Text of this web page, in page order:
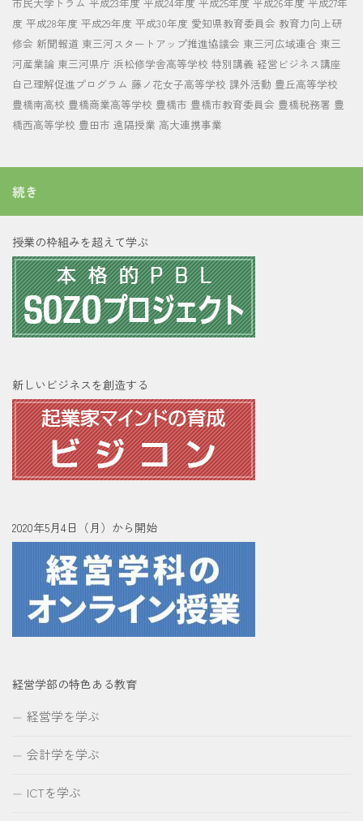
度 平成28年度 平成29年度 平成30年度 愛知県教育委員会 教育力向上研
修会 新聞報道 東三河スタートアップ推進協議会 東三河広域連合 東三
河産業論 東三河県庁 浜松修学舎高等学校 特別講義 経営ビジネス講座
自己理解促進プログラム 藤ノ花女子高等学校 課外活動 豊丘高等学校
豊橋南高校 豊橋商業高等学校 豊橋市 豊橋市教育委員会 豊橋税務署 豊
橋西高等学校 豊田市 遠隔授業 高大連携事業
続き
授業の枠組みを超えて学ぶ
新しいビジネスを創造する
2020年5月4日（月）から開始
経営学部の特色ある教育
経営学を学ぶ
会計学を学ぶ
ICTを学ぶ